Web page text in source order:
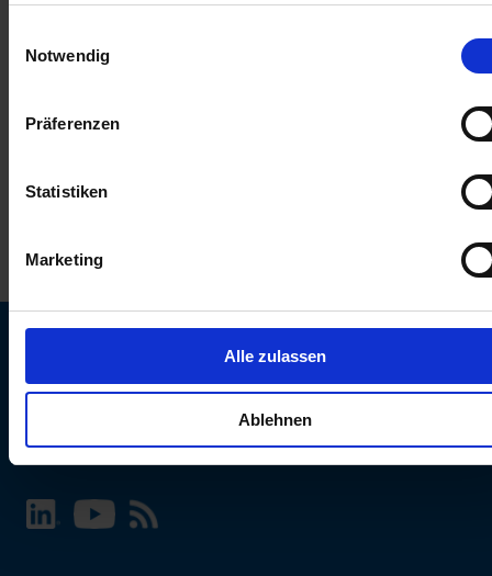
«Cookie-Einstellungen verwalten» am Seitenende klicken.
Einstellungen werden unseren Partnern gemeldet und haben
keinen Einfluss auf die Browserdaten. Weitere Informationen
erhalten Sie in unserer
Notwendig
Präferenzen
Statistiken
Marketing
Alle zulassen
Ablehnen
SCHURTER Webseite und Sprache wählen
INTERNATIONAL - Deutsch